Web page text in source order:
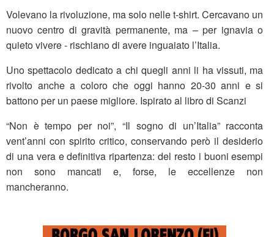
Volevano la rivoluzione, ma solo nelle t-shirt. Cercavano un
nuovo centro di gravità permanente, ma – per ignavia o
quieto vivere - rischiano di avere inguaiato l’Italia.
Uno spettacolo dedicato a chi quegli anni li ha vissuti, ma
rivolto anche a coloro che oggi hanno 20-30 anni e si
battono per un paese migliore. Ispirato al libro di Scanzi
“Non è tempo per noi”, “Il sogno di un’Italia” racconta
vent’anni con spirito critico, conservando però il desiderio
di una vera e definitiva ripartenza: del resto i buoni esempi
non sono mancati e, forse, le eccellenze non
mancheranno.